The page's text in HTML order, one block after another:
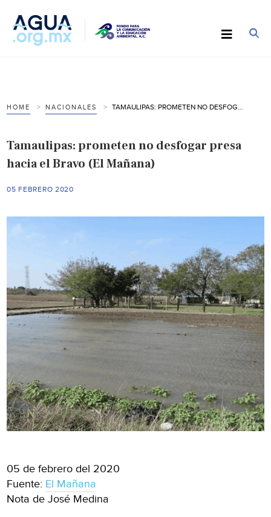
HOME NACIONALES
Tamaulipas: prometen no desfogar presa
hacia el Bravo (El Mañana)
05 FEBRERO 2020
05 de febrero del 2020
Fuente: El Mañana
Nota de José Medina